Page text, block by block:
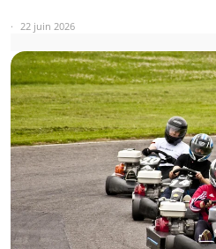
22 juin 2026